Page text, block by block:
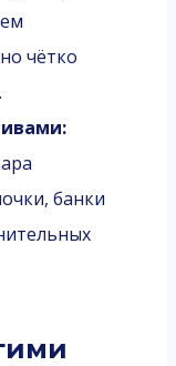
чётко
банки